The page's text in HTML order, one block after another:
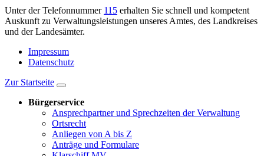
Unter der Telefonnummer 115 erhalten Sie schnell und kompetent
Auskunft zu Verwaltungsleistungen unseres Amtes, des Landkreises
und der Landesämter.
Impressum
Datenschutz
Zur Startseite
Bürgerservice
Ansprechpartner und Sprechzeiten der Verwaltung
Ortsrecht
Anliegen von A bis Z
Anträge und Formulare